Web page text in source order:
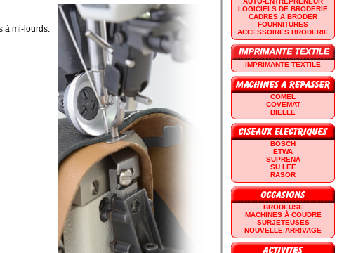
à mi-lourds.
LOGICIELS DE BRODERIE
CADRES A BRODER
FOURNITURES
ACCESSOIRES BRODERIE
IMPRIMANTE TEXTILE
COMEL
COVEMAT
BIELLE
BOSCH
ETWA
SUPRENA
SU LEE
RASOR
BRODEUSE
MACHINES À COUDRE
SURJETEUSES
NOUVELLE ARRIVAGE